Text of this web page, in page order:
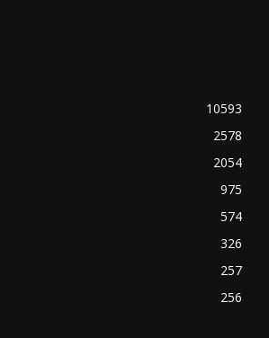
10593
2578
2054
975
574
326
257
256